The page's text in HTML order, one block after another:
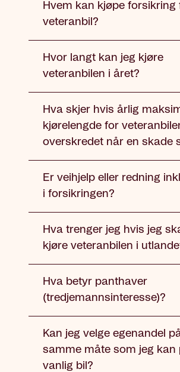
Hvem kan kjøpe forsikring
veteranbil?
Hvor langt kan jeg kjøre
veteranbilen i året?
Hva skjer hvis årlig
kjørelengde for
overskredet når en skade
Er veihjelp eller redning
i forsikringen?
Hva trenger jeg hvis jeg
kjøre veteranbilen i
Hva betyr panthaver
(tredjemannsinteresse)?
Kan jeg velge egenandel
samme måte som jeg kan
vanlig bil?